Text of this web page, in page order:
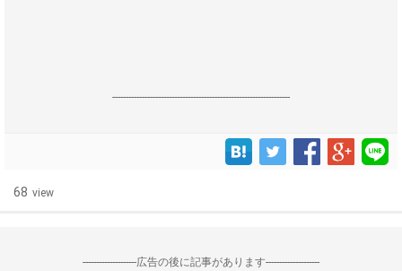
------------------------------------------------------------------
68 view
--------------------広告の後に記事があります--------------------